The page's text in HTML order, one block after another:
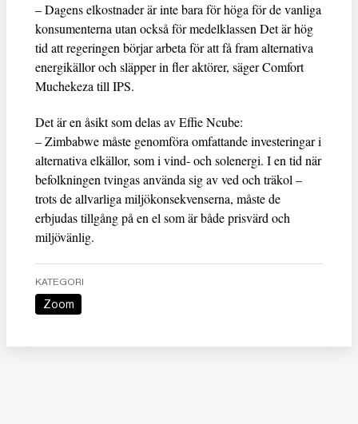
– Dagens elkostnader är inte bara för höga för de vanliga
konsumenterna utan också för medelklassen Det är hög
tid att regeringen börjar arbeta för att få fram alternativa
energikällor och släpper in fler aktörer, säger Comfort
Muchekeza till IPS.
Det är en åsikt som delas av Effie Ncube:
– Zimbabwe måste genomföra omfattande investeringar i
alternativa elkällor, som i vind- och solenergi. I en tid när
befolkningen tvingas använda sig av ved och träkol –
trots de allvarliga miljökonsekvenserna, måste de
erbjudas tillgång på en el som är både prisvärd och
miljövänlig.
KATEGORI
Zoom